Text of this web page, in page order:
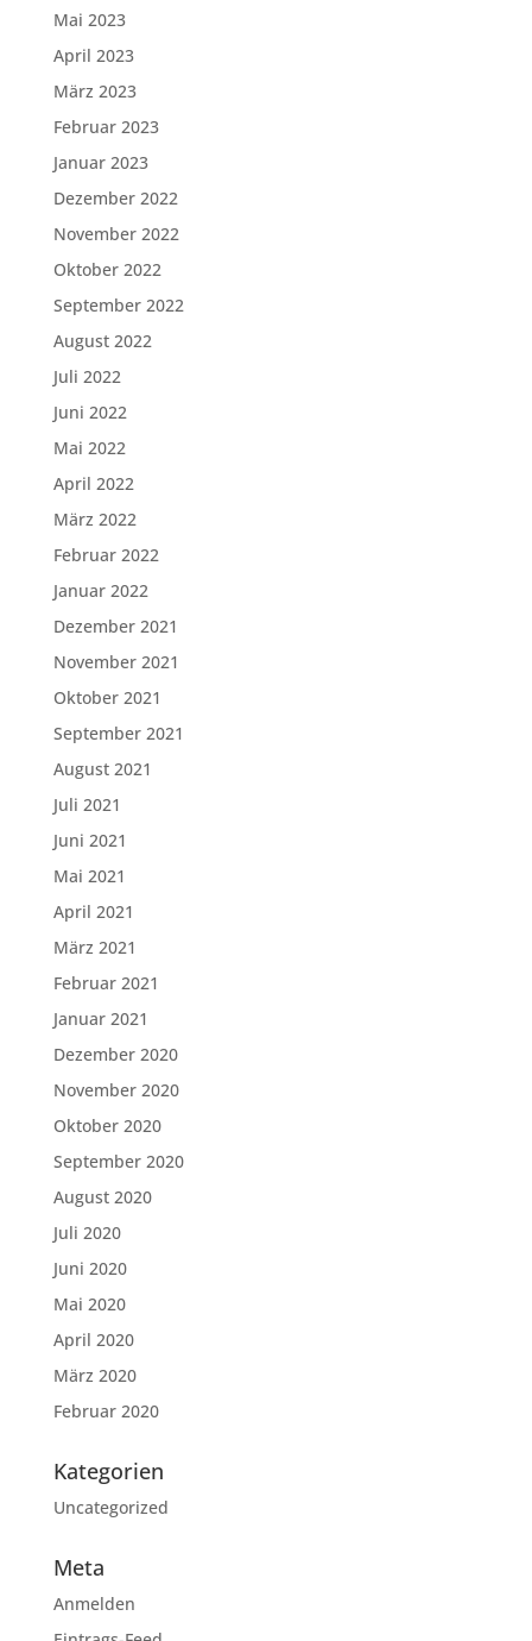
Mai 2023
April 2023
März 2023
Februar 2023
Januar 2023
Dezember 2022
November 2022
Oktober 2022
September 2022
August 2022
Juli 2022
Juni 2022
Mai 2022
April 2022
März 2022
Februar 2022
Januar 2022
Dezember 2021
November 2021
Oktober 2021
September 2021
August 2021
Juli 2021
Juni 2021
Mai 2021
April 2021
März 2021
Februar 2021
Januar 2021
Dezember 2020
November 2020
Oktober 2020
September 2020
August 2020
Juli 2020
Juni 2020
Mai 2020
April 2020
März 2020
Februar 2020
Kategorien
Uncategorized
Meta
Anmelden